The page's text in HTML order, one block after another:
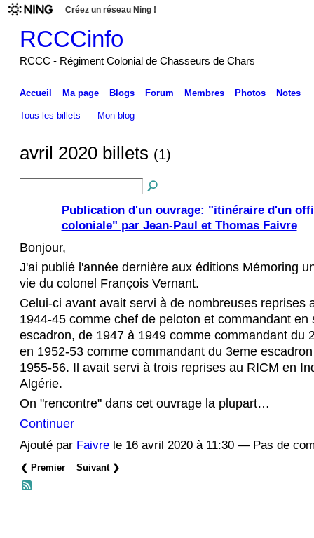
Créez un réseau Ning !
RCCCinfo
RCCC - Régiment Colonial de Chasseurs de Chars
Accueil Ma page Blogs Forum Membres Photos Notes
Tous les billets Mon blog
avril 2020 billets (1)
Publication d'un ouvrage: "itinéraire d'un
coloniale" par Jean-Paul et Thomas Faivre
Bonjour,
J'ai publié l'année dernière aux éditions Mémoring
vie du colonel François Vernant.
Celui-ci avant avait servi à de nombreuses reprises
1944-45 comme chef de peloton et commandant en
escadron, de 1947 à 1949 comme commandant du
en 1952-53 comme commandant du 3eme
1955-56. Il avait servi à trois reprises au RICM en
Algérie.
On "rencontre" dans cet ouvrage la plupart…
Continuer
Ajouté par Faivrele 16 avril 2020 à 11:30 — Pas de
❮ Premier Suivant ❯